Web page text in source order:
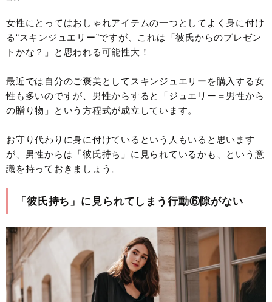
女性にとってはおしゃれアイテムの一つとしてよく身に付け
る“スキンジュエリー”ですが、これは「彼氏からのプレゼン
トかな？」と思われる可能性大！
最近では自分のご褒美としてスキンジュエリーを購入する女
性も多いのですが、男性からすると「ジュエリー＝男性から
の贈り物」という方程式が成立しています。
お守り代わりに身に付けているという人もいると思います
が、男性からは「彼氏持ち」に見られているかも、という意
識を持っておきましょう。
「彼氏持ち」に見られてしまう行動⑥隙がない